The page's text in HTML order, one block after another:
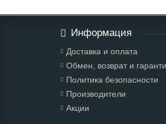
Информация
Доставка и оплата
Обмен, возврат и
Политика безопасности
Производители
Акции